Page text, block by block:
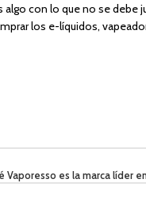
con lo que no se debe
los e-líquidos,
Vaporesso es la marca líder